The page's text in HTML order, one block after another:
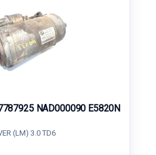
NAD000090 E5820N
(LM) 3.0 TD6